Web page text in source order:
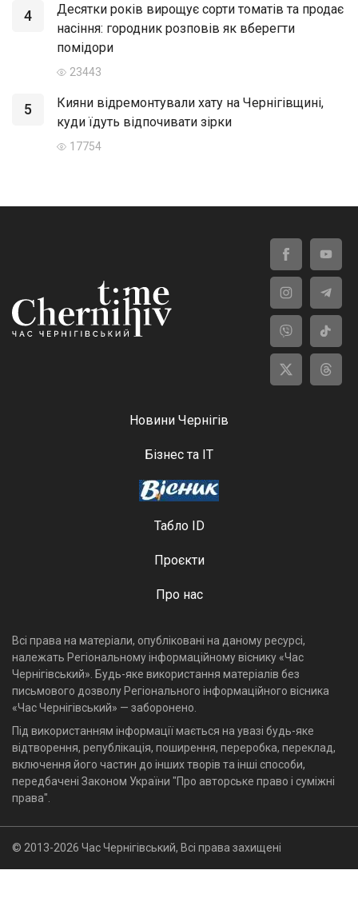
4
Десятки років вирощує сорти томатів та продає
насіння: городник розповів як вберегти
помідори
23443
5
Кияни відремонтували хату на Чернігівщині,
куди їдуть відпочивати зірки
17754
Новини Чернігів
Бізнес та ІТ
Табло ID
Проєкти
Про нас
Всі права на матеріали, опубліковані на даному ресурсі,
належать Регіональному інформаційному віснику «Час
Чернігівський». Будь-яке використання матеріалів без
письмового дозволу Регіонального інформаційного вісника
«Час Чернігівський» — заборонено.
Під використанням інформації мається на увазі будь-яке
відтворення, републікація, поширення, переробка, переклад,
включення його частин до інших творів та інші способи,
передбачені Законом України "Про авторське право і суміжні
права".
© 2013-2026 Час Чернігівський, Всі права захищені